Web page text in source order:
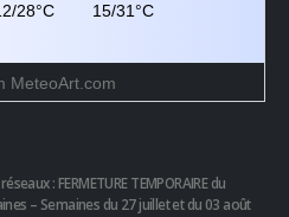
28°C 15/31°C
MeteoArt.com
: FERMETURE TEMPORAIRE du
– Semaines du 27 juillet et du 03 août